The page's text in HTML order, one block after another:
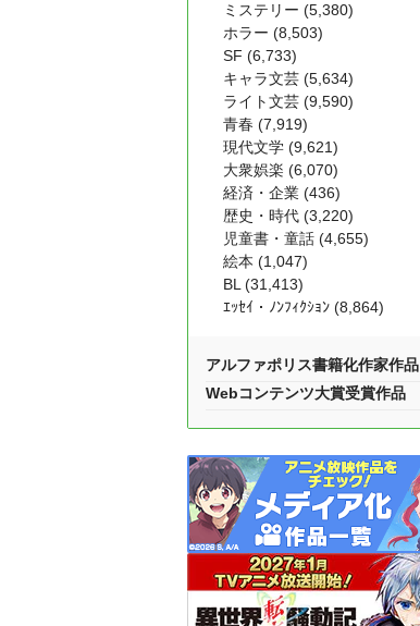
ミステリー (5,380)
ホラー (8,503)
SF (6,733)
キャラ文芸 (5,634)
ライト文芸 (9,590)
青春 (7,919)
現代文学 (9,621)
大衆娯楽 (6,070)
経済・企業 (436)
歴史・時代 (3,220)
児童書・童話 (4,655)
絵本 (1,047)
BL (31,413)
ｴｯｾｲ・ﾉﾝﾌｨｸｼｮﾝ (8,864)
アルファポリス書籍化作家作品
Webコンテンツ大賞受賞作品